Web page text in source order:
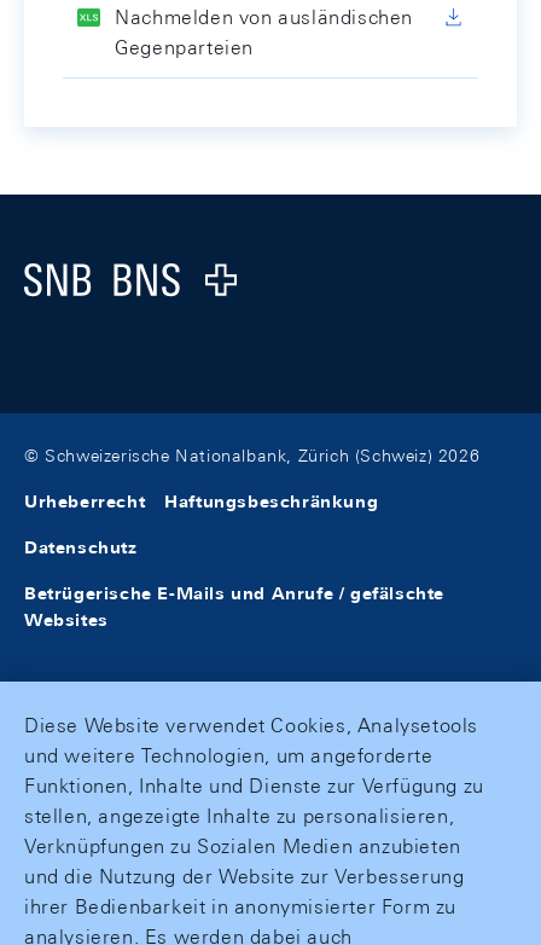
Nachmelden von ausländischen
Gegenparteien
Logo
© Schweizerische Nationalbank, Zürich (Schweiz) 2026
Urheberrecht Haftungsbeschränkung
Datenschutz
Betrügerische E-Mails und Anrufe / gefälschte
Websites
Diese Website verwendet Cookies, Analysetools
und weitere Technologien, um angeforderte
Funktionen, Inhalte und Dienste zur Verfügung zu
stellen, angezeigte Inhalte zu personalisieren,
Verknüpfungen zu Sozialen Medien anzubieten
und die Nutzung der Website zur Verbesserung
ihrer Bedienbarkeit in anonymisierter Form zu
analysieren. Es werden dabei auch